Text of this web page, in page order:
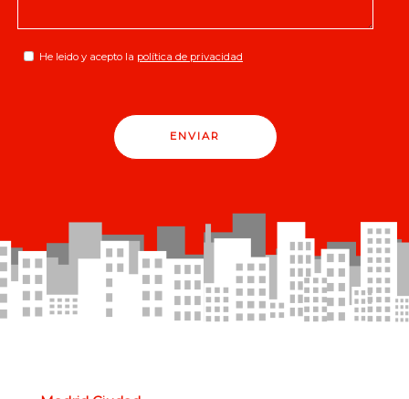
He leido y acepto la política de privacidad
ENVIAR